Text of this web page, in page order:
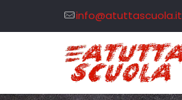
info@atuttascuola.it